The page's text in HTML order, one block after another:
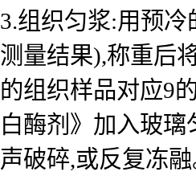
3.组织匀浆:用预冷
测量结果),称重后
的组织样品对应9
白酶剂》加入玻
声破碎,或反复冻